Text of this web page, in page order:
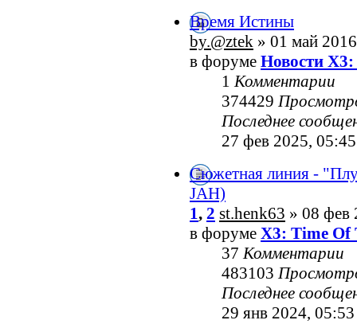
Время Истины
by.@ztek » 01 май
в форуме Новости
1Комментарии
374429
Последнее
27 фев 2025, 05:45
Сюжетная линия -
JAH)
1, 2 st.henk63 » 08 фев
в форуме X3: Time Of
37Комментарии
483103
Последнее
29 янв 2024, 05:53